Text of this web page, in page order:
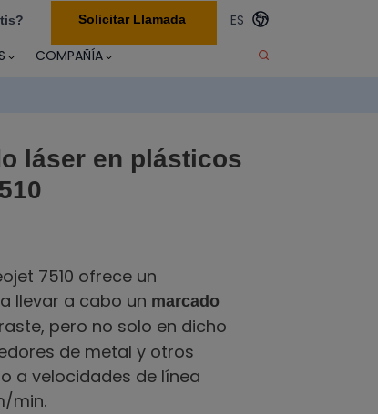
Solicitar Llamada
ES
COMPAÑÍA
láser en plásticos
7510 ofrece un
llevar a cabo un marcado
pero no solo en dicho
de metal y otros
a velocidades de línea
min.